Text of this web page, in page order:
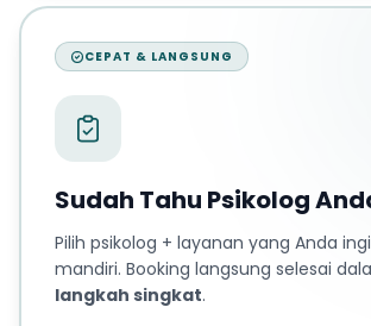
CEPAT & LANGSUNG
Sudah Tahu Psikolog
Pilih psikolog + layanan yang Anda
mandiri. Booking langsung selesai
langkah singkat.